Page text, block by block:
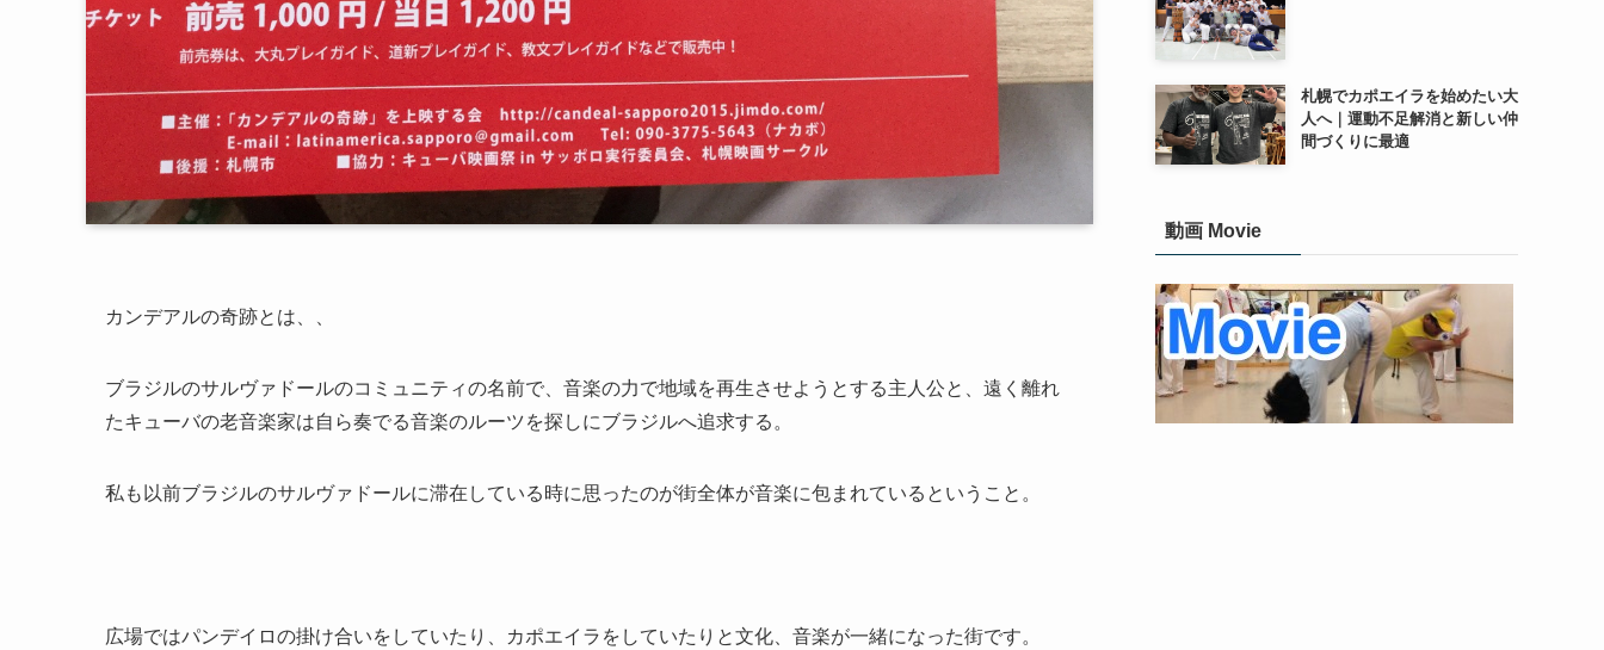
カンデアルの奇跡とは、、
ブラジルのサルヴァドールのコミュニティの名前で、音楽の力で地域を再生させようとする主人公と、遠く離れ
たキューバの老音楽家は自ら奏でる音楽のルーツを探しにブラジルへ追求する。
私も以前ブラジルのサルヴァドールに滞在している時に思ったのが街全体が音楽に包まれているということ。
広場ではパンデイロの掛け合いをしていたり、カポエイラをしていたりと文化、音楽が一緒になった街です。
札幌でカポエイラを始めたい大
人へ｜運動不足解消と新しい仲
間づくりに最適
動画 Movie